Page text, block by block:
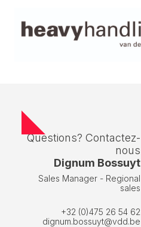
Questions? Contactez-
nous
Dignum Bossuyt
Sales Manager - Regional
sales
+32 (0)475 26 54 62
dignum.bossuyt@vdd.be